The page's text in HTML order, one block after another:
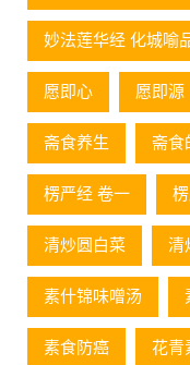
妙法莲华经 化城喻
愿即心 愿即源
斋食养生 斋食
楞严经 卷一
清炒圆白菜 清
素什锦味噌汤
素食防癌 花青